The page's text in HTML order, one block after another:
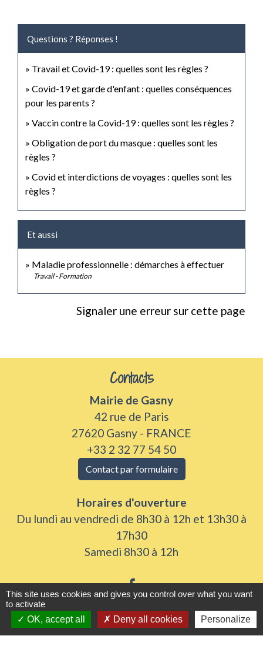
Questions ? Réponses !
Travail et Covid-19 : quelles sont les règles ?
Covid-19 et garde d'enfant : quelles conséquences
pour les parents ?
Vaccin contre la Covid-19 : quelles sont les règles ?
Obligation de port du masque : quelles sont les
règles ?
Covid et interdictions de voyages : quelles sont les
règles ?
Et aussi
Maladie professionnelle : démarches à effectuer
Travail - Formation
Signaler une erreur sur cette page
Contacts
Mairie de Gasny
42 rue de Paris
27620 Gasny - FRANCE
+33 2 32 77 54 50
Contact par formulaire
Horaires d'ouverture
Du lundi au vendredi de 8h30 à 12h et 13h30 à
17h30
Samedi 8h30 à 12h
Liens utiles
This site uses cookies and gives you control over what you want
to activate
OK, accept all
Deny all cookies Personalize